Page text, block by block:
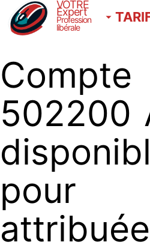
VOTRE
Expert
Profession
libérale
Compte
502200
pour